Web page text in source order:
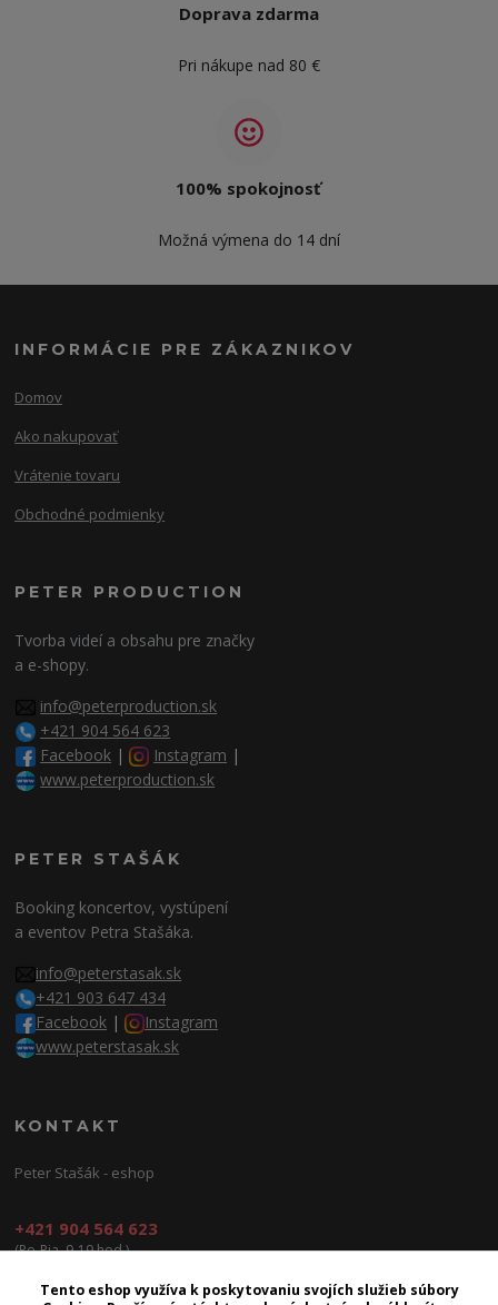
Doprava zdarma
Pri nákupe nad 80 €
100% spokojnosť
Možná výmena do 14 dní
INFORMÁCIE PRE ZÁKAZNIKOV
Domov
Ako nakupovať
Vrátenie tovaru
Obchodné podmienky
PETER PRODUCTION
Tvorba videí a obsahu pre značky
a e-shopy.
info@peterproduction.sk
+421 904 564 623
Facebook | Instagram |
www.peterproduction.sk
PETER STAŠÁK
Booking koncertov, vystúpení
a eventov Petra Stašáka.
info@peterstasak.sk
+421 903 647 434
Facebook |
Instagram
www.peterstasak.sk
KONTAKT
Peter Stašák - eshop
+421 904 564 623
(Po-Pia, 9-19 hod.)
info@peterproduction.sk
Tento eshop využíva k poskytovaniu svojích služieb súbory